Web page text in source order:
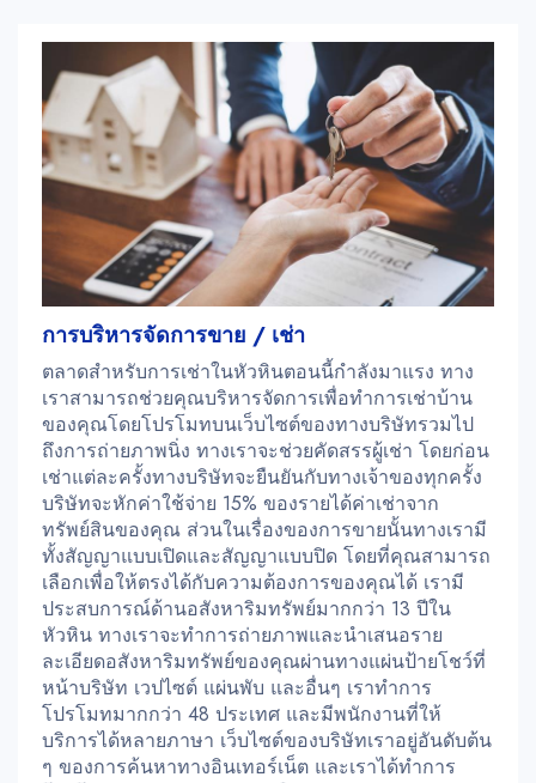
การบริหารจัดการขาย / เช่า
ตลาดสำหรับการเช่าในหัวหินตอนนี้กำลังมาแรง ทาง
เราสามารถช่วยคุณบริหารจัดการเพื่อทำการเช่าบ้าน
ของคุณโดยโปรโมทบนเว็บไซต์ของทางบริษัทรวมไป
ถึงการถ่ายภาพนิ่ง ทางเราจะช่วยคัดสรรผู้เช่า โดยก่อน
เช่าแต่ละครั้งทางบริษัทจะยืนยันกับทางเจ้าของทุกครั้ง
บริษัทจะหักค่าใช้จ่าย 15% ของรายได้ค่าเช่าจาก
ทรัพย์สินของคุณ ส่วนในเรื่องของการขายนั้นทางเรามี
ทั้งสัญญาแบบเปิดและสัญญาแบบปิด โดยที่คุณสามารถ
เลือกเพื่อให้ตรงได้กับความต้องการของคุณได้ เรามี
ประสบการณ์ด้านอสังหาริมทรัพย์มากกว่า 13 ปีใน
หัวหิน ทางเราจะทำการถ่ายภาพและนำเสนอราย
ละเอียดอสังหาริมทรัพย์ของคุณผ่านทางแผ่นป้ายโชว์ที่
หน้าบริษัท เวปไซต์ แผ่นพับ และอื่นๆ เราทำการ
โปรโมทมากกว่า 48 ประเทศ และมีพนักงานที่ให้
บริการได้หลายภาษา เว็บไซต์ของบริษัทเราอยู่อันดับต้น
ๆ ของการค้นหาทางอินเทอร์เน็ต และเราได้ทำการ